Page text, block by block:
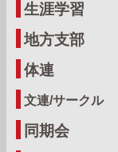
生涯学習
地方支部
体連
文連/サークル
同期会